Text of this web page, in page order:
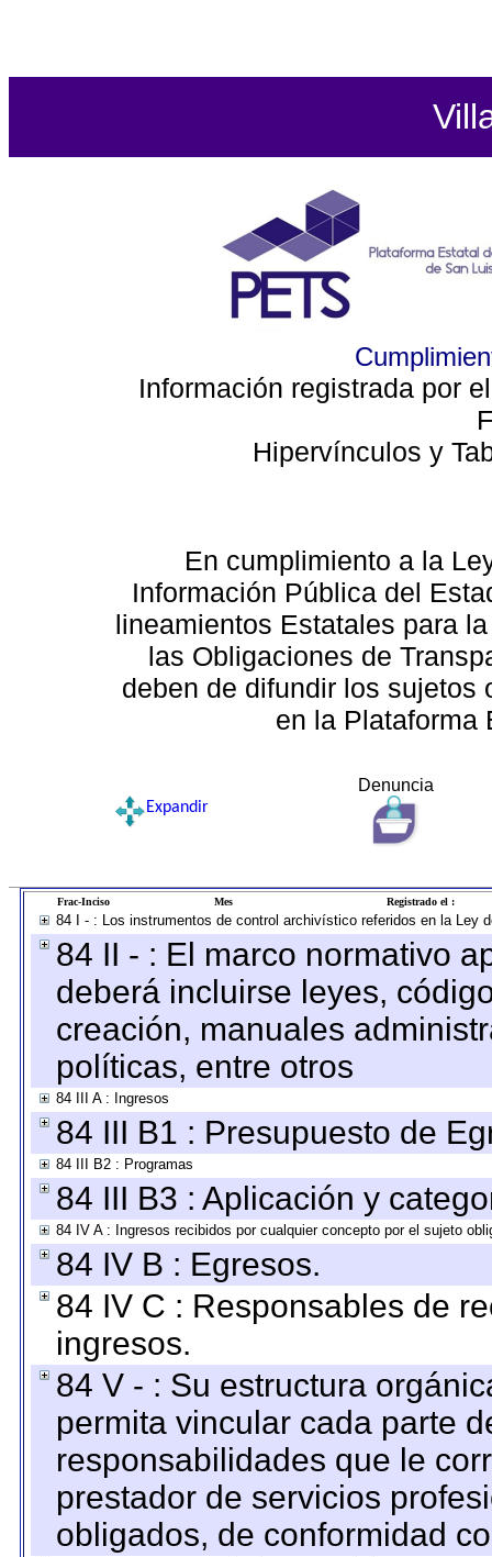
Información registrada por
Hipervínculos y
En cumplimiento a la
Información Pública del
lineamientos Estatales para
las Obligaciones de
deben de difundir los sujetos
en la Plataforma
Denuncia
Expandir
Frac-Inciso Mes Registrado el :
84 I - : Los instrumentos de control archivístico referidos en la Ley
84 II - : El marco normativo
deberá incluirse leyes,
creación, manuales
políticas, entre otros
84 III A : Ingresos
84 III B1 : Presupuesto de
84 III B2 : Programas
84 III B3 : Aplicación y
84 IV A : Ingresos recibidos por cualquier concepto por el sujeto
84 IV B : Egresos.
84 IV C : Responsables de
ingresos.
84 V - : Su estructura
permita vincular cada parte
responsabilidades que le
prestador de servicios
obligados, de conformidad